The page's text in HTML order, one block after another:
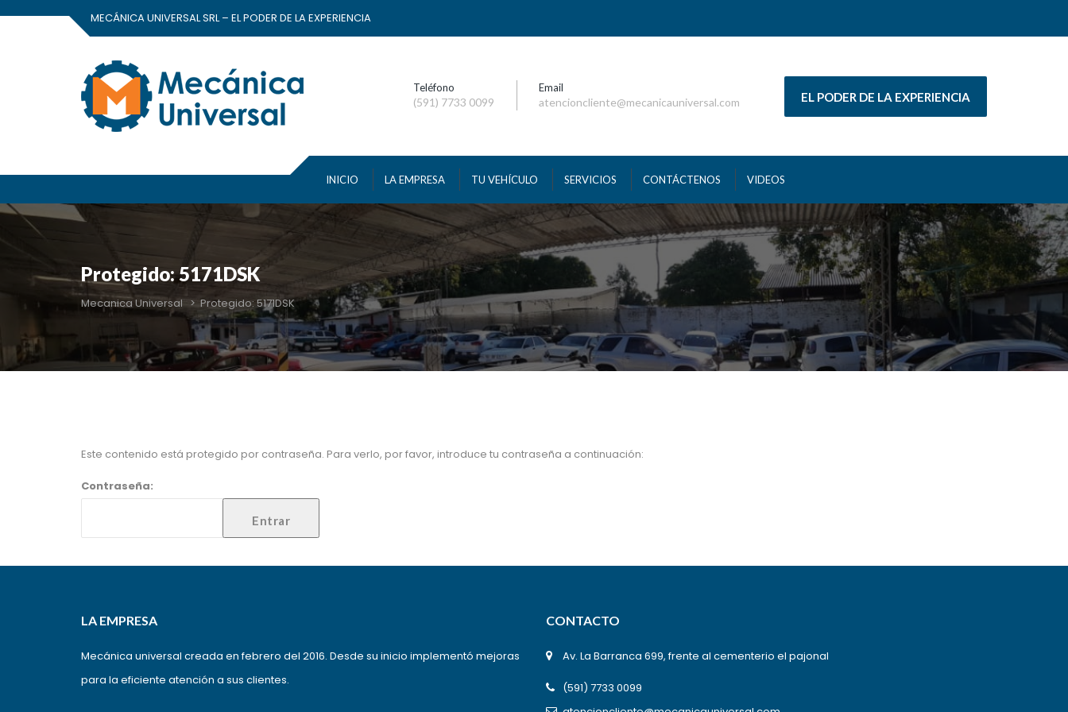
MECÁNICA UNIVERSAL SRL – EL PODER DE LA EXPERIENCIA
Teléfono
(591) 7733 0099
Email
atencioncliente@mecanicauniversal.com EL PODER DE LA EXPERIENCIA
INICIO LA EMPRESA TU VEHÍCULO SERVICIOS CONTÁCTENOS VIDEOS
Protegido: 5171DSK
Mecanica Universal > Protegido: 5171DSK
Este contenido está protegido por contraseña. Para verlo, por favor, introduce tu contraseña a continuación:
Contraseña:
LA EMPRESA
Mecánica universal creada en febrero del 2016. Desde su inicio implementó mejoras
para la eficiente atención a sus clientes.
CONTACTO
Av. La Barranca 699, frente al cementerio el pajonal
(591) 7733 0099